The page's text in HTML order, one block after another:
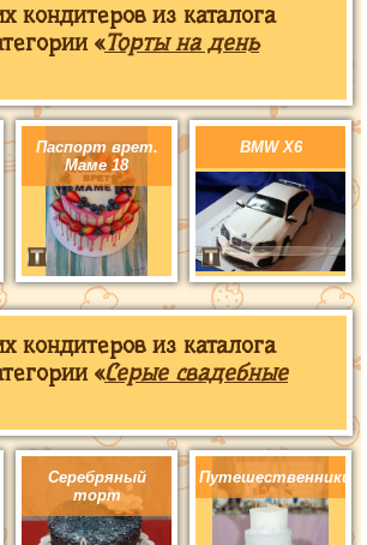
кондитеров из каталога
«Торты на день
Паспорт врет.
Маме 18
BMW X6
кондитеров из каталога
«Серые свадебные
Серебряный
торт
Путешественники